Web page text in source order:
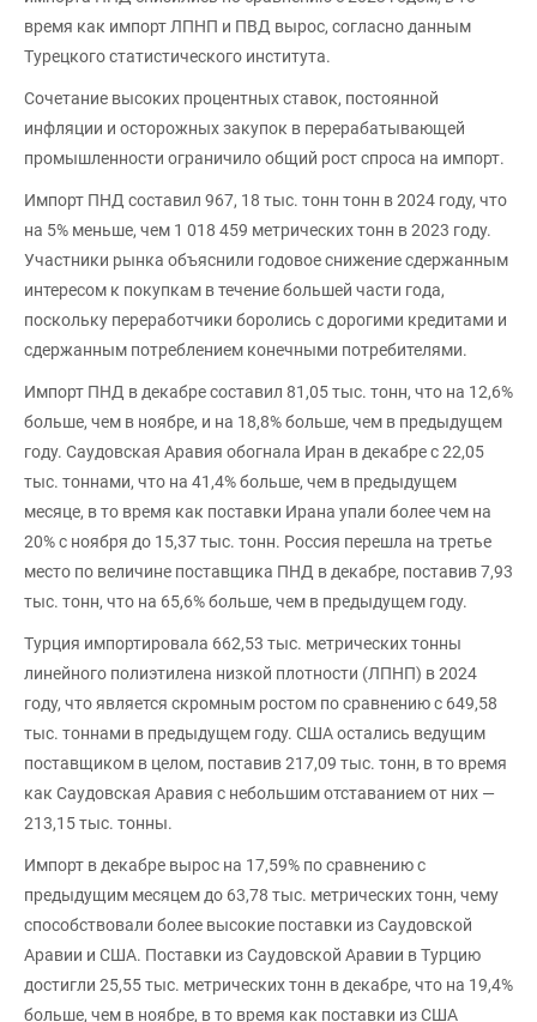
время как импорт ЛПНП и ПВД вырос, согласно данным
Турецкого статистического института.
Сочетание высоких процентных ставок, постоянной
инфляции и осторожных закупок в перерабатывающей
промышленности ограничило общий рост спроса на импорт.
Импорт ПНД составил 967, 18 тыс. тонн тонн в 2024 году, что
на 5% меньше, чем 1 018 459 метрических тонн в 2023 году.
Участники рынка объяснили годовое снижение сдержанным
интересом к покупкам в течение большей части года,
поскольку переработчики боролись с дорогими кредитами и
сдержанным потреблением конечными потребителями.
Импорт ПНД в декабре составил 81,05 тыс. тонн, что на 12,6%
больше, чем в ноябре, и на 18,8% больше, чем в предыдущем
году. Саудовская Аравия обогнала Иран в декабре с 22,05
тыс. тоннами, что на 41,4% больше, чем в предыдущем
месяце, в то время как поставки Ирана упали более чем на
20% с ноября до 15,37 тыс. тонн. Россия перешла на третье
место по величине поставщика ПНД в декабре, поставив 7,93
тыс. тонн, что на 65,6% больше, чем в предыдущем году.
Турция импортировала 662,53 тыс. метрических тонны
линейного полиэтилена низкой плотности (ЛПНП) в 2024
году, что является скромным ростом по сравнению с 649,58
тыс. тоннами в предыдущем году. США остались ведущим
поставщиком в целом, поставив 217,09 тыс. тонн, в то время
как Саудовская Аравия с небольшим отставанием от них —
213,15 тыс. тонны.
Импорт в декабре вырос на 17,59% по сравнению с
предыдущим месяцем до 63,78 тыс. метрических тонн, чему
способствовали более высокие поставки из Саудовской
Аравии и США. Поставки из Саудовской Аравии в Турцию
достигли 25,55 тыс. метрических тонн в декабре, что на 19,4%
больше, чем в ноябре, в то время как поставки из США